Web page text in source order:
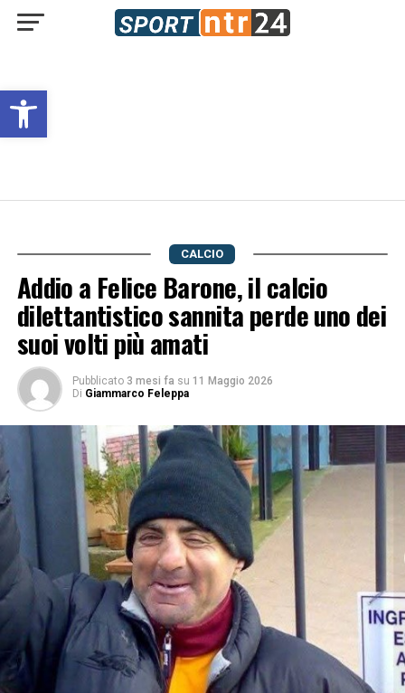
Open toolbar
CALCIO
Addio a Felice Barone, il calcio
dilettantistico sannita perde uno dei
suoi volti più amati
Pubblicato 3 mesi fa su 11 Maggio 2026
Di Giammarco Feleppa